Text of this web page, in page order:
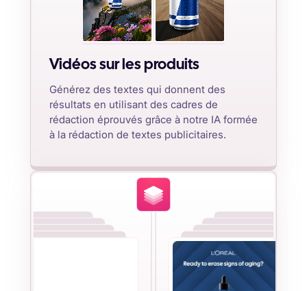
Vidéos sur les produits
Générez des textes qui donnent des
résultats en utilisant des cadres de
rédaction éprouvés grâce à notre IA formée
à la rédaction de textes publicitaires.